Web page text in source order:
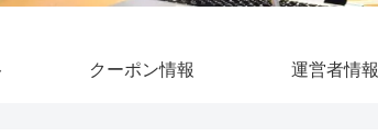
クーポン情報 運営者情報